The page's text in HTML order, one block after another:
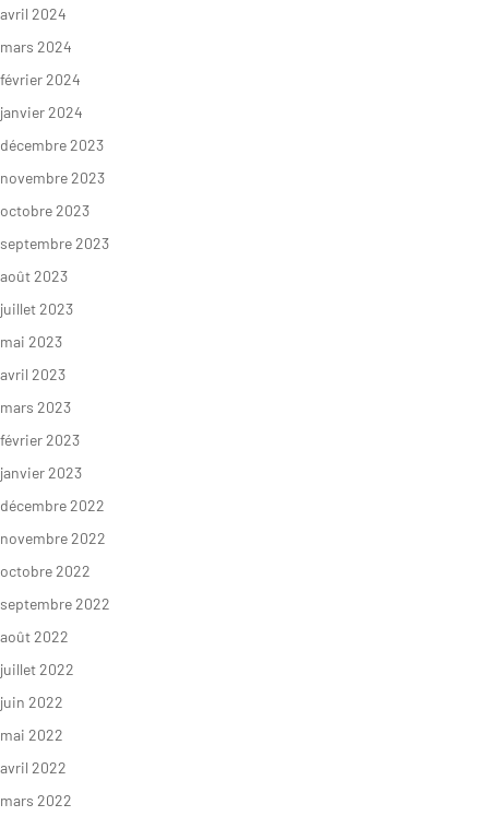
S’INFORMER
avril 2024
mars 2024
février 2024
janvier 2024
décembre 2023
novembre 2023
octobre 2023
septembre 2023
août 2023
juillet 2023
mai 2023
avril 2023
mars 2023
février 2023
janvier 2023
décembre 2022
novembre 2022
octobre 2022
septembre 2022
août 2022
juillet 2022
juin 2022
mai 2022
avril 2022
mars 2022